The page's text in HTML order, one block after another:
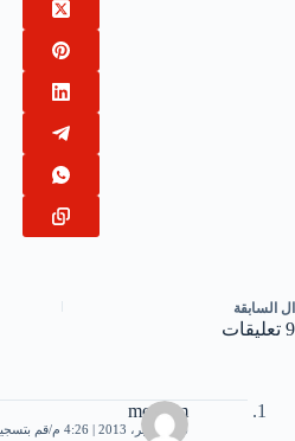
ال السابقة
9 تعليقات
meryem
16 سبتمبر، 2013 | 4:26 م قم